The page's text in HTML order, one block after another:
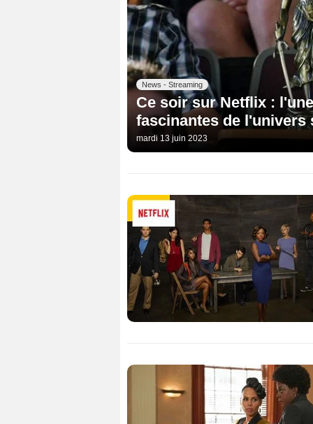
News - Streaming
Ce soir sur Netflix :
fascinantes de l'univers
mardi 13 juin 2023